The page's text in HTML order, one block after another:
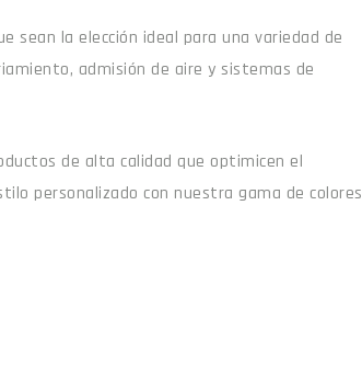
sean la elección ideal para una variedad de
admisión de aire y sistemas de
de alta calidad que optimicen el
personalizado con nuestra gama de colores